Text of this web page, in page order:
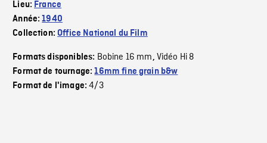
Lieu: France
Année:1940
Collection:Office National du Film
Formats disponibles: Bobine 16 mm, Vidéo Hi 8
Format de tournage:16mm fine grain b&w
Format de l'image:4/3